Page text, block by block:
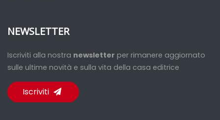
NEWSLETTER
Iscriviti alla nostra newsletter per rimanere aggiornato
sulle ultime novità e sulla vita della casa editrice
Iscriviti